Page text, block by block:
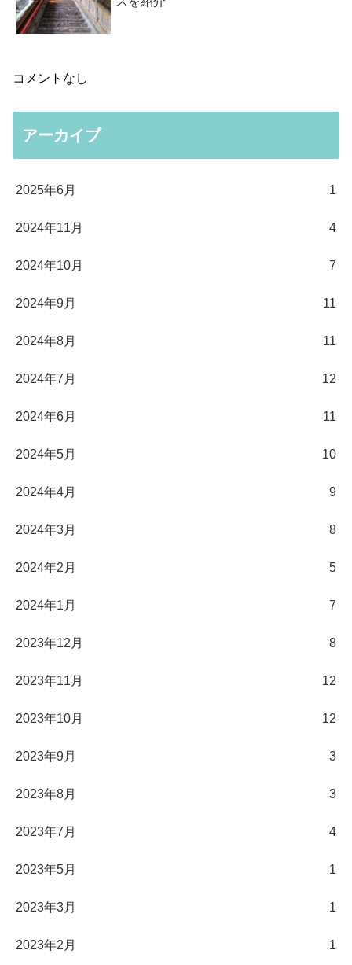
コメントなし
アーカイブ
2025年6月 1
2024年11月 4
2024年10月 7
2024年9月 11
2024年8月 11
2024年7月 12
2024年6月 11
2024年5月 10
2024年4月 9
2024年3月 8
2024年2月 5
2024年1月 7
2023年12月 8
2023年11月 12
2023年10月 12
2023年9月 3
2023年8月 3
2023年7月 4
2023年5月 1
2023年3月 1
2023年2月 1